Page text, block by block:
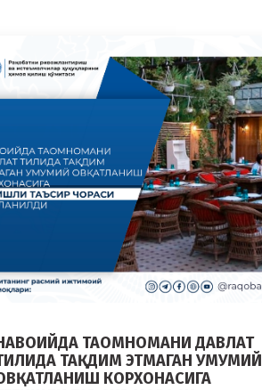
ТАОМНОМАНИ ДАВЛАТ
ТАҚДИМ ЭТМАГАН УМУМИЙ
КОРХОНАСИГА